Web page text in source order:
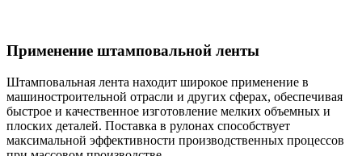
Применение штамповальной ленты
Штамповальная лента находит широкое применение в
машиностроительной отрасли и других сферах, обеспечивая
быстрое и качественное изготовление мелких объемных и
плоских деталей. Поставка в рулонах способствует
максимальной эффективности производственных процессов